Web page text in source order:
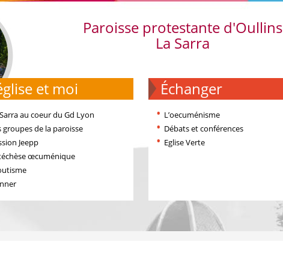
Paroisse protestante d'Oullins
La Sarra
et moi
au coeur du Gd Lyon
groupes de la paroisse
Jeepp
œcuménique
échanger
L’oecuménisme
Débats et conférences
Eglise Verte